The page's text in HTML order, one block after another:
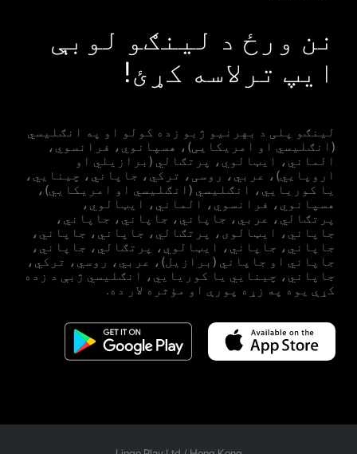
نن ورځ د لینګو لوبې
ایپ ترلاسه کړئ!
لینګو پلی د بهرنیو ژبو زده کولو او په انګلیسي
(انګلیسي او امریکایی)، هسپانوي، فرانسوي،
الماني، ایټالوي، پرتګالي (برازیلي او
اروپايي)، عربي، روسی، ترکي، جاپاني، چینایي،
یا کوریايي، انګلیسي (انګلیسي او امریکایي)،
هسپانوي، فرانسوي، الماني، ایټالوي،
پرتګالي، عربي، جاپاني، جاپاني، جاپاني،
جاپاني، ایټالوی، پرتګالي، جاپاني، جاپاني،
جاپاني، جاپاني، ایټالوي، پرتګالي، جاپاني،
جاپاني او جاپاني (برازيل)، عربي، روسي، ترکي،
جاپاني، چینايي یا کوریايي، انګلیسي ژبې د زده
کړې یوه په زړه پورې او مؤثره لار ده.